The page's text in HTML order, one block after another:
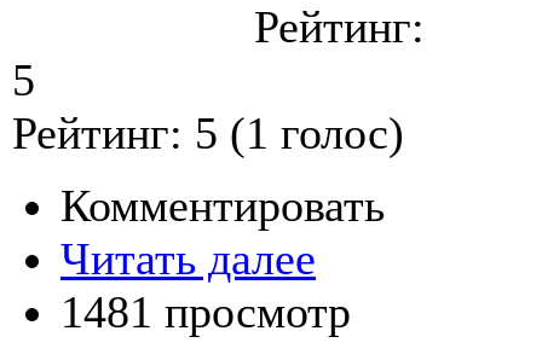
Рейтинг:
5
Рейтинг: 5 (1 голос)
Комментировать
Читать далее
1481 просмотр